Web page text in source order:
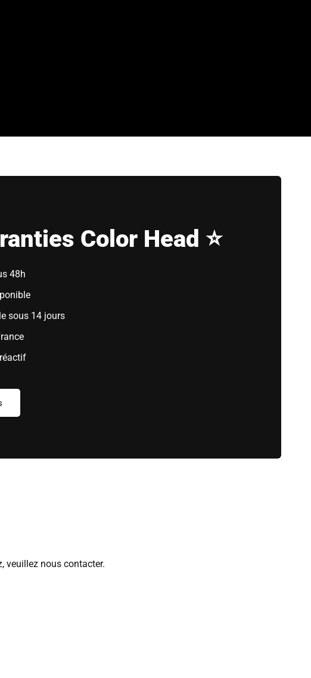
Color Head ⭐
48h
sous 14 jours
veuillez nous contacter.